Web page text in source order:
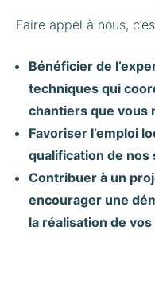
Faire appel à nous,
Bénéficier de
techniques qui
chantiers que vous
Favoriser l’emploi
qualification de nos
Contribuer à un
encourager une
la réalisation de